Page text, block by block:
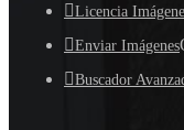
Licencia
Enviar Imágenes
Buscador